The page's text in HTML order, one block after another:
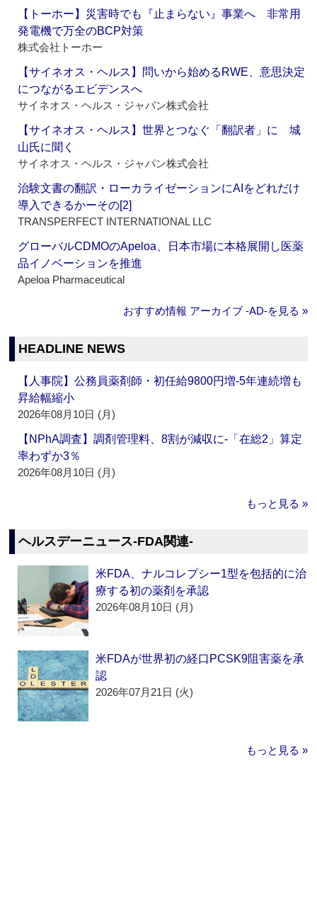
【トーホー】災害時でも『止まらない』事業へ 非常用
発電機で万全のBCP対策
株式会社トーホー
【サイネオス・ヘルス】問いから始めるRWE、意思決定
につながるエビデンスへ
サイネオス・ヘルス・ジャパン株式会社
【サイネオス・ヘルス】世界とつなぐ「翻訳者」に 城
山氏に聞く
サイネオス・ヘルス・ジャパン株式会社
治験文書の翻訳・ローカライゼーションにAIをどれだけ
導入できるかーその[2]
TRANSPERFECT INTERNATIONAL LLC
グローバルCDMOのApeloa、日本市場に本格展開し医薬
品イノベーションを推進
Apeloa Pharmaceutical
おすすめ情報 アーカイブ ‐AD‐を見る »
HEADLINE NEWS
【人事院】公務員薬剤師・初任給9800円増‐5年連続増も
昇給幅縮小
2026年08月10日 (月)
【NPhA調査】調剤管理料、8割が減収に‐「在総2」算定
率わずか3％
2026年08月10日 (月)
もっと見る »
ヘルスデーニュース‐FDA関連‐
米FDA、ナルコレプシー1型を包括的に治
療する初の薬剤を承認
2026年08月10日 (月)
米FDAが世界初の経口PCSK9阻害薬を承
認
2026年07月21日 (火)
もっと見る »